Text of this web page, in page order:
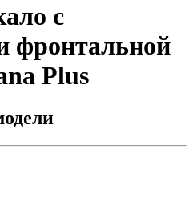
с
фронтальной
Plus